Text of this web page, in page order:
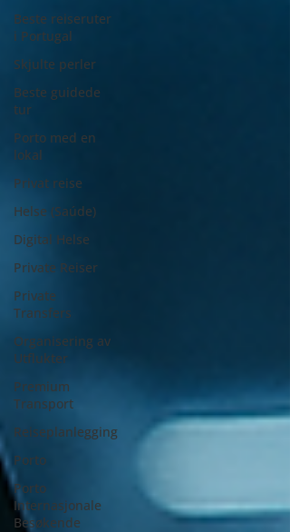
Beste reiseruter
i Portugal
Skjulte perler
Beste guidede
tur
Porto med en
lokal
Privat reise
Helse (Saúde)
Digital Helse
Private Reiser
Private
Transfers
Organisering av
Utflukter
Premium
Transport
Reiseplanlegging
Porto
Porto
Internasjonale
Besøkende